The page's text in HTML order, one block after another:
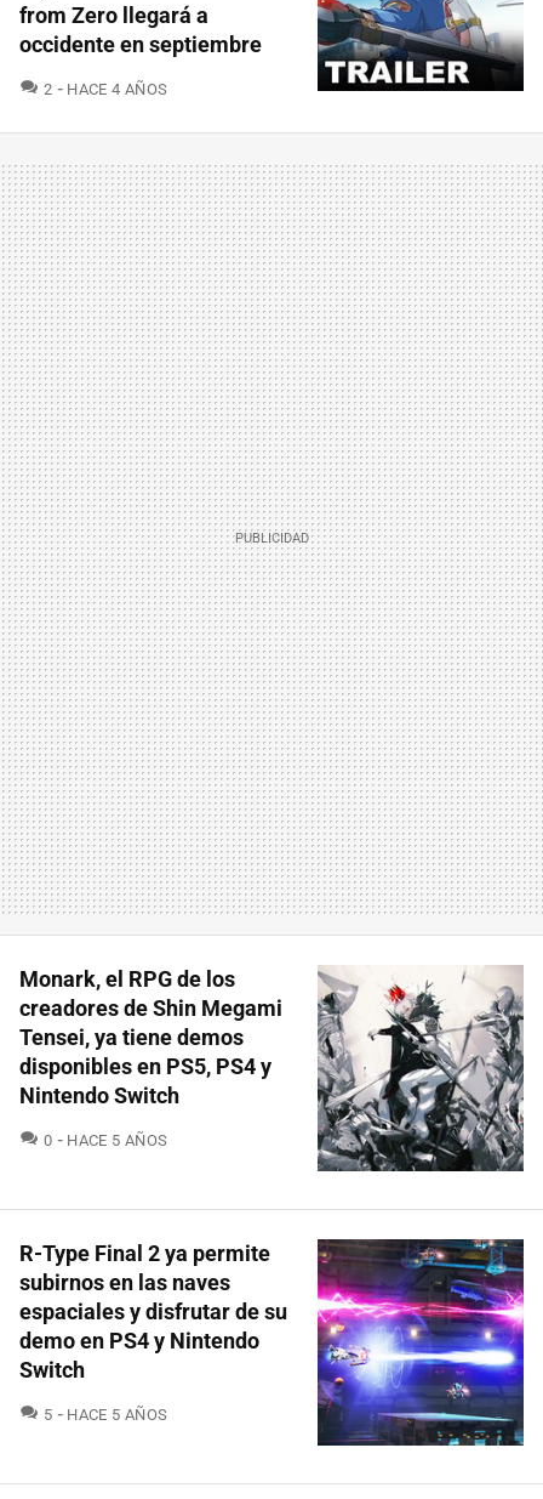
from Zero llegará a
occidente en septiembre
2 COMENTARIOS
HACE 4 AÑOS
Monark, el RPG de los
creadores de Shin Megami
Tensei, ya tiene demos
disponibles en PS5, PS4 y
Nintendo Switch
0 COMENTARIOS
HACE 5 AÑOS
R-Type Final 2 ya permite
subirnos en las naves
espaciales y disfrutar de su
demo en PS4 y Nintendo
Switch
5 COMENTARIOS
HACE 5 AÑOS